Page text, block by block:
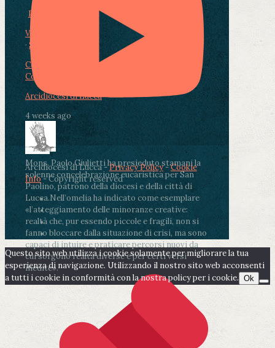
Photo
View on Facebook
· Share
Condividi su Facebook
Condividi su LinkedIn
Arcidiocesi di Lucca
4 weeks ago
Mons. Paolo Giulietti ha presieduto stamani la
solenne concelebrazione eucaristica per San
Paolino, patrono della diocesi e della città di
Lucca.Nell’omelia ha indicato come esemplare
«l’atteggiamento delle minoranze creative:
realtà che, pur essendo piccole e fragili, non si
fanno bloccare dalla situazione di crisi, ma sono
capaci di intuire e praticare percorsi nuovi da
cui sorgono realtà diverse e per certi versi
inedite».
Arcidiocesi di Lucca -Privacy Policy-Cookie
Info- Copyright reserved
Questo sito web utilizza i cookie solamente per migliorare la tua
esperienza di navigazione. Utilizzando il nostro sito web acconsenti
a tutti i cookie in conformità con la nostra policy per i cookie. Ok